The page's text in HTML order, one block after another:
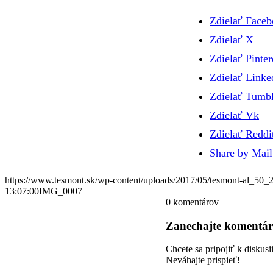
Zdielať
Zdielať X
Zdielať
Zdielať
Zdielať
Zdielať Vk
Zdielať
Share by Mail
https://www.tesmont.sk/wp-content/uploads/2017/05/tesmont-
13:07:00IMG_0007
0 komentárov
Zanechajte komentár
Chcete sa pripojiť k
Neváhajte prispieť!